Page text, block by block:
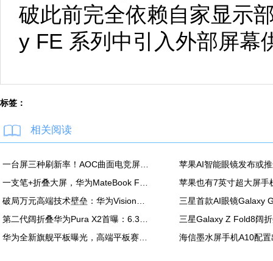
破此前完全依赖自家显示
y FE 系列中引入外部屏幕
标签：
相关阅读